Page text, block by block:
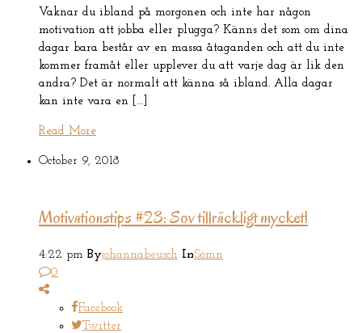
Vaknar du ibland på morgonen och inte har någon
motivation att jobba eller plugga? Känns det som om dina
dagar bara består av en massa åtaganden och att du inte
kommer framåt eller upplever du att varje dag är lik den
andra? Det är normalt att känna så ibland. Alla dagar
kan inte vara en […]
Read More
October 9, 2018
Motivationstips #23: Sov tillräckligt mycket!
4:22 pm Byjohannabeusch InSömn
0
Facebook
Twitter